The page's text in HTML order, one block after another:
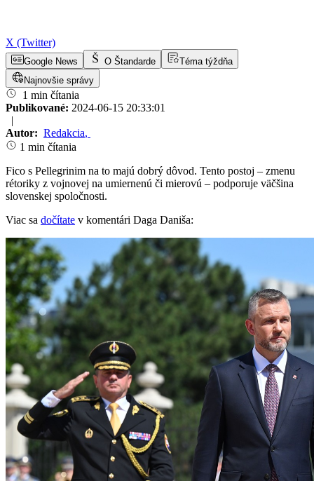
X (Twitter)
Google News O Štandarde
Téma týždňa
Najnovšie správy
1 min čítania
Publikované: 2024-06-15 20:33:01
|
Autor: Redakcia,
1 min čítania
Fico s Pellegrinim na to majú dobrý dôvod. Tento postoj – zmenu
rétoriky z vojnovej na umiernenú či mierovú – podporuje väčšina
slovenskej spoločnosti.
Viac sa dočítate v komentári Daga Daniša: